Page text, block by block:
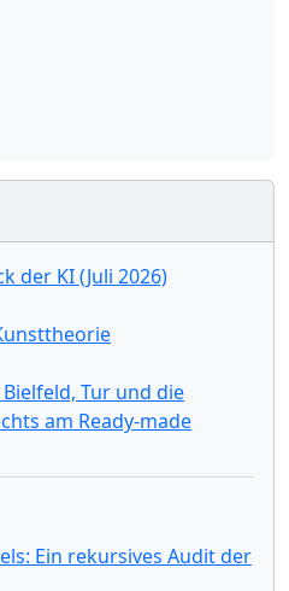
der KI (Juli 2026)
Tur und die
am Ready-made
Ein rekursives Audit der